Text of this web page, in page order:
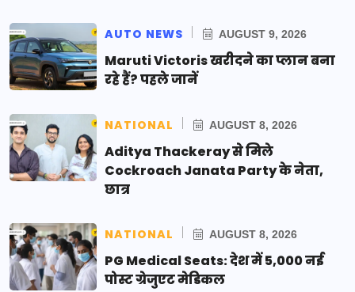
AUTO NEWS AUGUST 9, 2026
Maruti Victoris खरीदने का प्लान बना
रहे हैं? पहले जानें
NATIONAL AUGUST 8, 2026
Aditya Thackeray से मिले
Cockroach Janata Party के नेता,
छात्र
NATIONAL AUGUST 8, 2026
PG Medical Seats: देश में 5,000 नई
पोस्ट ग्रेजुएट मेडिकल